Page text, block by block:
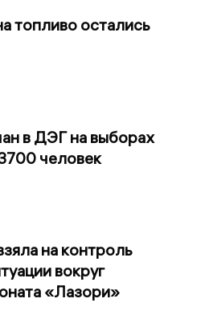
топливо остались
в ДЭГ на выборах
человек
на контроль
вокруг
«Лазори»